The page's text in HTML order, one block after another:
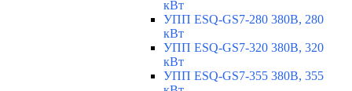
кВт
УПП ESQ-GS7-280 380В, 280
кВт
УПП ESQ-GS7-320 380В, 320
кВт
УПП ESQ-GS7-355 380В, 355